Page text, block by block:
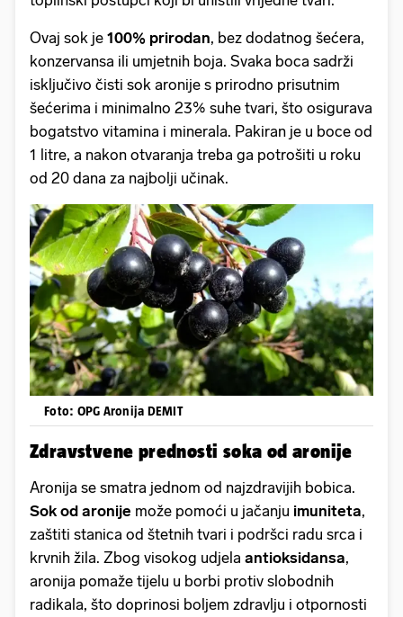
Ovaj sok je 100% prirodan, bez dodatnog šećera,
konzervansa ili umjetnih boja. Svaka boca sadrži
isključivo čisti sok aronije s prirodno prisutnim
šećerima i minimalno 23% suhe tvari, što osigurava
bogatstvo vitamina i minerala. Pakiran je u boce od
1 litre, a nakon otvaranja treba ga potrošiti u roku
od 20 dana za najbolji učinak.
Foto: OPG Aronija DEMIT
Zdravstvene prednosti soka od aronije
Aronija se smatra jednom od najzdravijih bobica.
Sok od aronije može pomoći u jačanju imuniteta,
zaštiti stanica od štetnih tvari i podršci radu srca i
krvnih žila. Zbog visokog udjela antioksidansa,
aronija pomaže tijelu u borbi protiv slobodnih
radikala, što doprinosi boljem zdravlju i otpornosti